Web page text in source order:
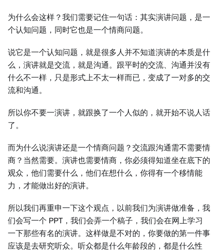
为什么会这样？我们需要记住一句话：其实演讲问题，是一
个认知问题，同时它也是一个情商问题。
说它是一个认知问题，就是很多人并不知道演讲的本质是什
么，演讲就是交流，就是沟通。跟平时的交流、沟通并没有
什么不一样，只是形式上不太一样而已，变成了一对多的交
流和沟通。
所以你不要一演讲，就跟换了一个人似的，就开始不说人话
了。
而为什么说演讲还是一个情商问题？交流跟沟通需不需要情
商？当然需要。演讲也需要情商，你必须得知道坐在底下的
观众，他们需要什么，他们在想什么，你得有一个移情能
力，才能做出好的演讲。
所以我们再重申一下这个观点，以前我们为演讲做准备，我
们会写一个 PPT，我们会弄一个稿子，我们会在网上学习
一下那些有名的演讲。这样做是不对的，你要做的第一件事
应该是去研究听众。听众都是什么年龄段的，都是什么性